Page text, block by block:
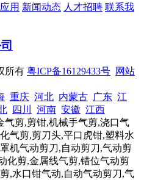
用 新闻动态 人才招聘 联系我
所有 粤ICP备16129433号 网站
重庆 河北 内蒙古 广东 江
四川 河南 安徽 江西
气剪,剪钳,机械手气剪,浇口气
气剪,剪刀头,平口虎钳,塑料水
机气动剪刀,自动剪刀,气动剪
化剪,金属线气剪,错位气动剪
,水口钳气动,自动气动剪刀,气